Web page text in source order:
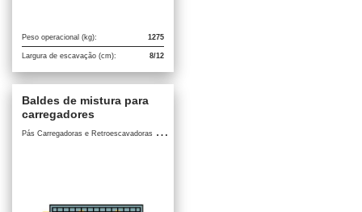
Peso operacional (kg): 1275
Largura de escavação (cm): 8/12
Baldes de mistura para
carregadores
P
ás Carregadoras e Retroescavadoras / Acessórios para Pás Carregadoras e Retroescavadoras